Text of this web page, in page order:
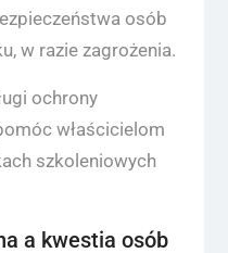
osób
w razie zagrożenia.
ochrony
właścicielom
szkoleniowych
a kwestia osób